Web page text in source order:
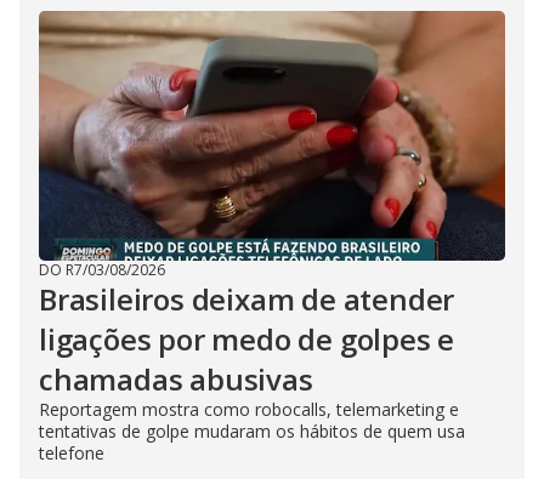
DO R7/03/08/2026
Brasileiros deixam de atender
ligações por medo de golpes e
chamadas abusivas
Reportagem mostra como robocalls, telemarketing e
tentativas de golpe mudaram os hábitos de quem usa
telefone